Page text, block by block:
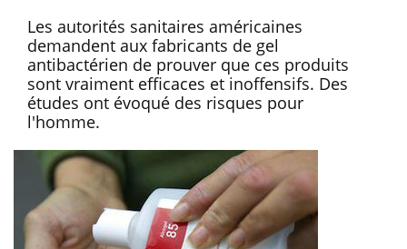
Les autorités sanitaires américaines
demandent aux fabricants de gel
antibactérien de prouver que ces produits
sont vraiment efficaces et inoffensifs. Des
études ont évoqué des risques pour
l'homme.